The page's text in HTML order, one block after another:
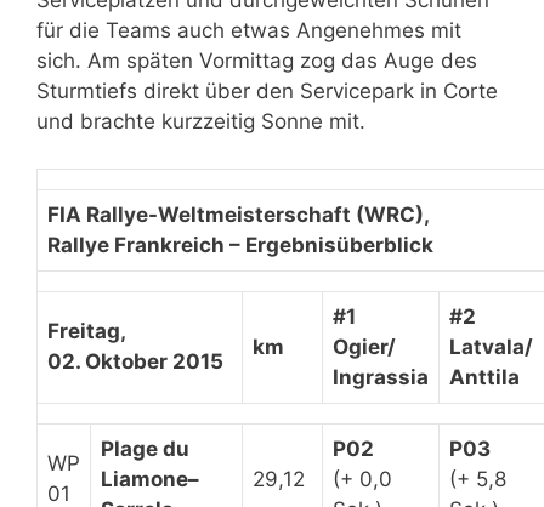
für die Teams auch etwas Angenehmes mit
sich. Am späten Vormittag zog das Auge des
Sturmtiefs direkt über den Servicepark in Corte
und brachte kurzzeitig Sonne mit.
FIA Rallye-Weltmeisterschaft (WRC),
Rallye Frankreich – Ergebnisüberblick
Freitag,
02. Oktober 2015
km
#1
Ogier/
Ingrassia
#2
Latvala/
Anttila
WP
01
Plage du
Liamone–
29,12
P02
(+ 0,0
P03
(+ 5,8